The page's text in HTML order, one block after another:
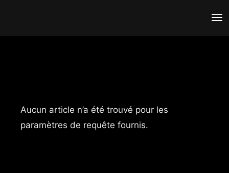
Aucun article n’a été trouvé pour les
paramètres de requête fournis.